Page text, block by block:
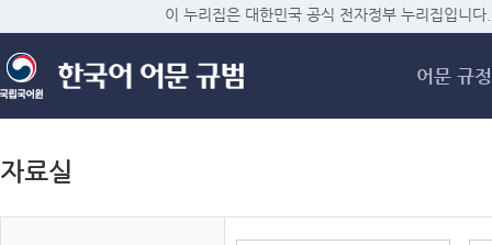
메
이 누리집은 대한민국 공식 전자정부 누리집입니다.
어문 규정
자료실